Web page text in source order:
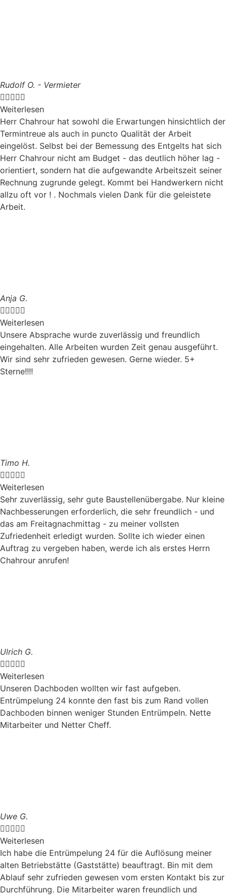
Rudolf O. - Vermieter

Weiterlesen
Herr Chahrour hat sowohl die Erwartungen hinsichtlich der
Termintreue als auch in puncto Qualität der Arbeit
eingelöst. Selbst bei der Bemessung des Entgelts hat sich
Herr Chahrour nicht am Budget - das deutlich höher lag -
orientiert, sondern hat die aufgewandte Arbeitszeit seiner
Rechnung zugrunde gelegt. Kommt bei Handwerkern nicht
allzu oft vor ! . Nochmals vielen Dank für die geleistete
Arbeit.
Anja G.

Weiterlesen
Unsere Absprache wurde zuverlässig und freundlich
eingehalten. Alle Arbeiten wurden Zeit genau ausgeführt.
Wir sind sehr zufrieden gewesen. Gerne wieder. 5+
Sterne!!!!
Timo H.

Weiterlesen
Sehr zuverlässig, sehr gute Baustellenübergabe. Nur kleine
Nachbesserungen erforderlich, die sehr freundlich - und
das am Freitagnachmittag - zu meiner vollsten
Zufriedenheit erledigt wurden. Sollte ich wieder einen
Auftrag zu vergeben haben, werde ich als erstes Herrn
Chahrour anrufen!
Ulrich G.

Weiterlesen
Unseren Dachboden wollten wir fast aufgeben.
Entrümpelung 24 konnte den fast bis zum Rand vollen
Dachboden binnen weniger Stunden Entrümpeln. Nette
Mitarbeiter und Netter Cheff.
Uwe G.

Weiterlesen
Ich habe die Entrümpelung 24 für die Auflösung meiner
alten Betriebstätte (Gaststätte) beauftragt. Bin mit dem
Ablauf sehr zufrieden gewesen vom ersten Kontakt bis zur
Durchführung. Die Mitarbeiter waren freundlich und